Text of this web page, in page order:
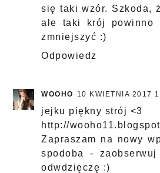
się taki wzór. Szkoda,
ale taki krój powinno
zmniejszyć :)
Odpowiedz
WOOHO 10 KWIETNIA 2017
jejku piękny strój <3
http://
Zapraszam na nowy
spodoba -
odwdzięczę :)